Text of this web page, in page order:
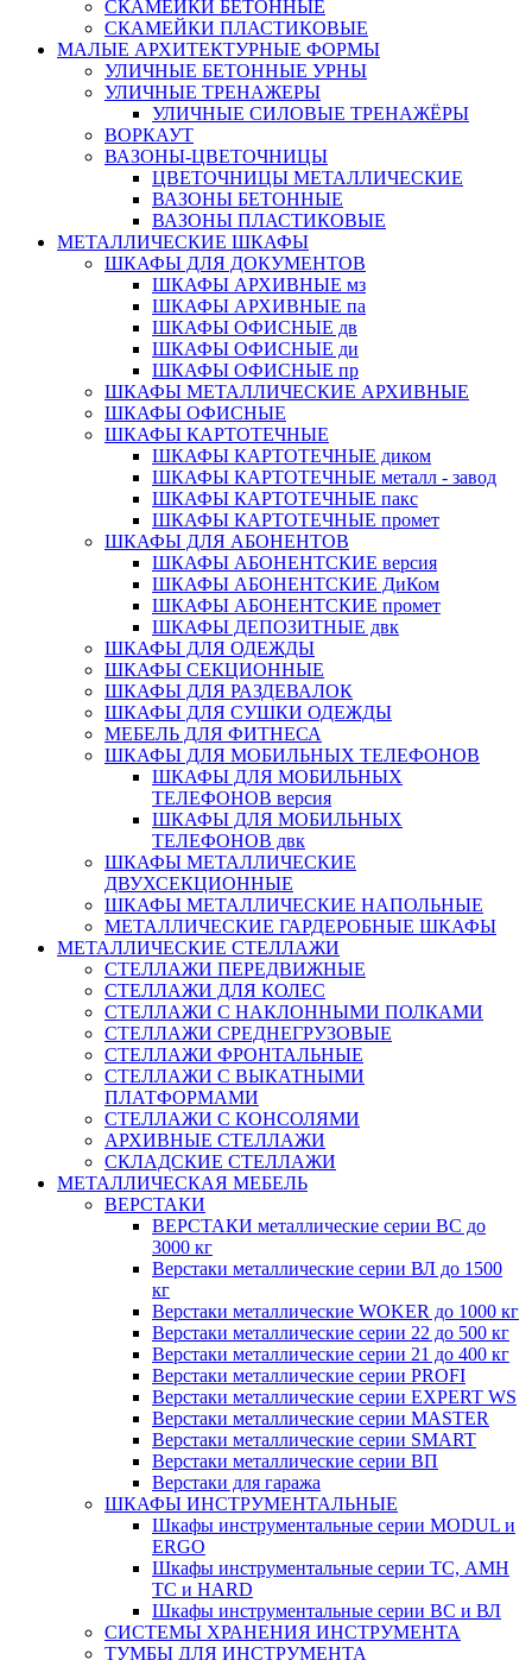
СКАМЕЙКИ БЕТОННЫЕ
СКАМЕЙКИ ПЛАСТИКОВЫЕ
МАЛЫЕ АРХИТЕКТУРНЫЕ ФОРМЫ
УЛИЧНЫЕ БЕТОННЫЕ УРНЫ
УЛИЧНЫЕ ТРЕНАЖЕРЫ
УЛИЧНЫЕ СИЛОВЫЕ ТРЕНАЖЁРЫ
ВОРКАУТ
ВАЗОНЫ-ЦВЕТОЧНИЦЫ
ЦВЕТОЧНИЦЫ МЕТАЛЛИЧЕСКИЕ
ВАЗОНЫ БЕТОННЫЕ
ВАЗОНЫ ПЛАСТИКОВЫЕ
МЕТАЛЛИЧЕСКИЕ ШКАФЫ
ШКАФЫ ДЛЯ ДОКУМЕНТОВ
ШКАФЫ АРХИВНЫЕ мз
ШКАФЫ АРХИВНЫЕ па
ШКАФЫ ОФИСНЫЕ дв
ШКАФЫ ОФИСНЫЕ ди
ШКАФЫ ОФИСНЫЕ пр
ШКАФЫ МЕТАЛЛИЧЕСКИЕ АРХИВНЫЕ
ШКАФЫ ОФИСНЫЕ
ШКАФЫ КАРТОТЕЧНЫЕ
ШКАФЫ КАРТОТЕЧНЫЕ диком
ШКАФЫ КАРТОТЕЧНЫЕ металл - завод
ШКАФЫ КАРТОТЕЧНЫЕ пакс
ШКАФЫ КАРТОТЕЧНЫЕ промет
ШКАФЫ ДЛЯ АБОНЕНТОВ
ШКАФЫ АБОНЕНТСКИЕ версия
ШКАФЫ АБОНЕНТСКИЕ ДиКом
ШКАФЫ АБОНЕНТСКИЕ промет
ШКАФЫ ДЕПОЗИТНЫЕ двк
ШКАФЫ ДЛЯ ОДЕЖДЫ
ШКАФЫ СЕКЦИОННЫЕ
ШКАФЫ ДЛЯ РАЗДЕВАЛОК
ШКАФЫ ДЛЯ СУШКИ ОДЕЖДЫ
МЕБЕЛЬ ДЛЯ ФИТНЕСА
ШКАФЫ ДЛЯ МОБИЛЬНЫХ ТЕЛЕФОНОВ
ШКАФЫ ДЛЯ МОБИЛЬНЫХ
ТЕЛЕФОНОВ версия
ШКАФЫ ДЛЯ МОБИЛЬНЫХ
ТЕЛЕФОНОВ двк
ШКАФЫ МЕТАЛЛИЧЕСКИЕ
ДВУХСЕКЦИОННЫЕ
ШКАФЫ МЕТАЛЛИЧЕСКИЕ НАПОЛЬНЫЕ
МЕТАЛЛИЧЕСКИЕ ГАРДЕРОБНЫЕ ШКАФЫ
МЕТАЛЛИЧЕСКИЕ СТЕЛЛАЖИ
СТЕЛЛАЖИ ПЕРЕДВИЖНЫЕ
СТЕЛЛАЖИ ДЛЯ КОЛЕС
СТЕЛЛАЖИ С НАКЛОННЫМИ ПОЛКАМИ
СТЕЛЛАЖИ СРЕДНЕГРУЗОВЫЕ
СТЕЛЛАЖИ ФРОНТАЛЬНЫЕ
СТЕЛЛАЖИ С ВЫКАТНЫМИ
ПЛАТФОРМАМИ
СТЕЛЛАЖИ С КОНСОЛЯМИ
АРХИВНЫЕ СТЕЛЛАЖИ
СКЛАДСКИЕ СТЕЛЛАЖИ
МЕТАЛЛИЧЕСКАЯ МЕБЕЛЬ
ВЕРСТАКИ
ВЕРСТАКИ металлические серии ВС до
3000 кг
Верстаки металлические серии ВЛ до 1500
кг
Верстаки металлические WOKER до 1000 кг
Верстаки металлические серии 22 до 500 кг
Верстаки металлические серии 21 до 400 кг
Верстаки металлические серии PROFI
Верстаки металлические серии EXPERT WS
Верстаки металлические серии MASTER
Верстаки металлические серии SMART
Верстаки металлические серии ВП
Верстаки для гаража
ШКАФЫ ИНСТРУМЕНТАЛЬНЫЕ
Шкафы инструментальные серии MODUL и
ERGO
Шкафы инструментальные серии ТС, АМН
ТС и HARD
Шкафы инструментальные серии ВС и ВЛ
СИСТЕМЫ ХРАНЕНИЯ ИНСТРУМЕНТА
ТУМБЫ ДЛЯ ИНСТРУМЕНТА